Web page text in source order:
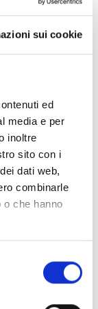
sui cookie
ed
media e per
inoltre
sito con i
dati web,
combinarle
o che hanno
nella
Rover
a guida
fino a 280 kg,
dei
molto
scongiurando
a